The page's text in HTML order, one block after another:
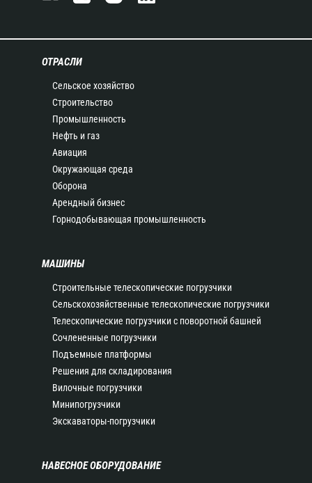
ОТРАСЛИ
Сельское хозяйство
Строительство
Промышленность
Нефть и газ
Авиация
Окружающая среда
Оборона
Арендный бизнес
Горнодобывающая промышленность
МАШИНЫ
Строительные телескопические погрузчики
Сельскохозяйственные телескопические погрузчики
Телескопические погрузчики с поворотной башней
Сочлененные погрузчики
Подъемные платформы
Решения для складирования
Вилочные погрузчики
Минипогрузчики
Экскаваторы-погрузчики
НАВЕСНОЕ ОБОРУДОВАНИЕ